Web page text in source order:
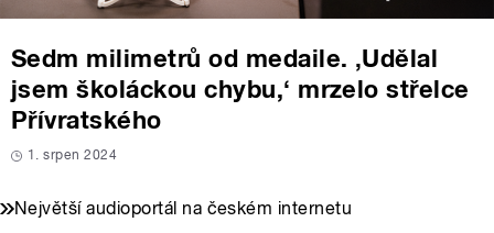
Sedm milimetrů od medaile. ‚Udělal
jsem školáckou chybu,‘ mrzelo střelce
Přívratského
1. srpen 2024
Největší audioportál na českém internetu